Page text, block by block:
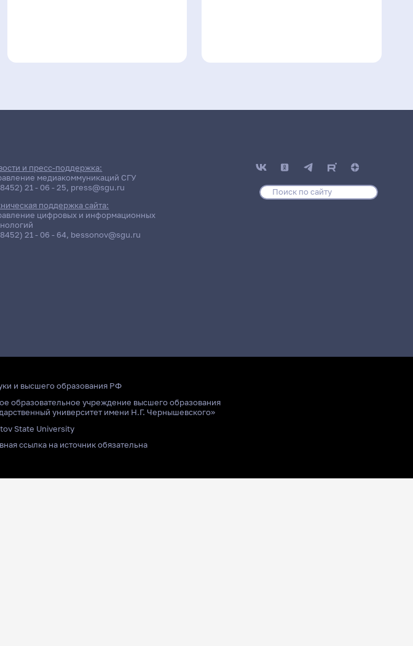
и пресс-поддержка:
медиакоммуникаций СГУ
21 - 06 - 25, press@sgu.ru
поддержка сайта:
цифровых и информационных
21 - 06 - 64, bessonov@sgu.ru
и высшего образования РФ
образовательное учреждение высшего образования
университет имени Н.Г. Чернышевского»
State University
ссылка на источник обязательна